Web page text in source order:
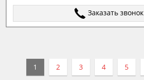
Заказать звонок
1 2 3 4 5